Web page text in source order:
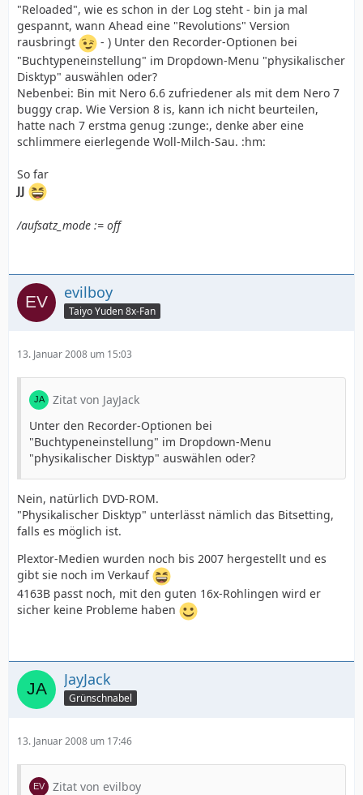
"Reloaded", wie es schon in der Log steht - bin ja mal
gespannt, wann Ahead eine "Revolutions" Version
rausbringt
- ) Unter den Recorder-Optionen bei
"Buchtypeneinstellung" im Dropdown-Menu "physikalischer
Disktyp" auswählen oder?
Nebenbei: Bin mit Nero 6.6 zufriedener als mit dem Nero 7
buggy crap. Wie Version 8 is, kann ich nicht beurteilen,
hatte nach 7 erstma genug :zunge:, denke aber eine
schlimmere eierlegende Woll-Milch-Sau. :hm:
So far
JJ
/aufsatz_mode := off
evilboy
Taiyo Yuden 8x-Fan
13. Januar 2008 um 15:03
Zitat von JayJack
Unter den Recorder-Optionen bei
"Buchtypeneinstellung" im Dropdown-Menu
"physikalischer Disktyp" auswählen oder?
Nein, natürlich DVD-ROM.
"Physikalischer Disktyp" unterlässt nämlich das Bitsetting,
falls es möglich ist.
Plextor-Medien wurden noch bis 2007 hergestellt und es
gibt sie noch im Verkauf
4163B passt noch, mit den guten 16x-Rohlingen wird er
sicher keine Probleme haben
JayJack
Grünschnabel
13. Januar 2008 um 17:46
Zitat von evilboy